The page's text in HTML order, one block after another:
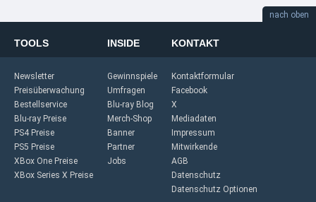
nach oben
TOOLS
Newsletter
Preisüberwachung
Bestellservice
Blu-ray Preise
PS4 Preise
PS5 Preise
XBox One Preise
XBox Series X Preise
INSIDE
Gewinnspiele
Umfragen
Blu-ray Blog
Merch-Shop
Banner
Partner
Jobs
KONTAKT
Kontaktformular
Facebook
X
Mediadaten
Impressum
Mitwirkende
AGB
Datenschutz
Datenschutz Optionen